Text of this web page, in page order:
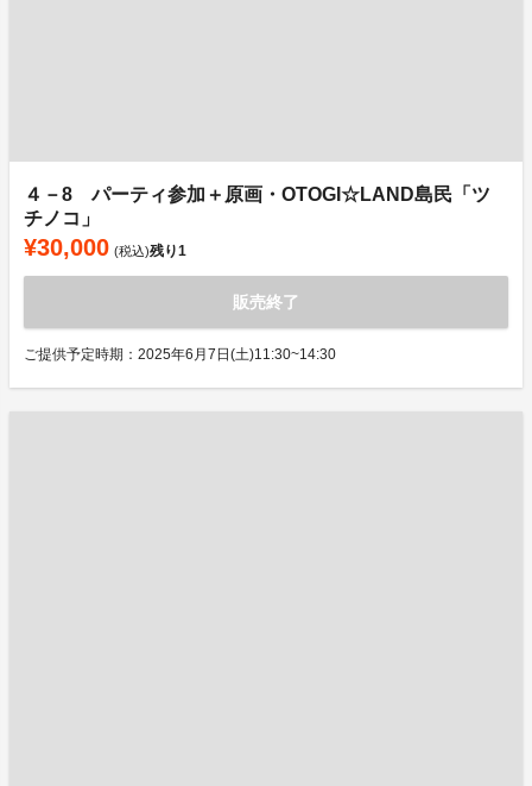
４－8 パーティ参加＋原画・OTOGI☆LAND島民「ツ
チノコ」
¥30,000 (税込)残り1
販売終了
ご提供予定時期：2025年6月7日(土)11:30~14:30